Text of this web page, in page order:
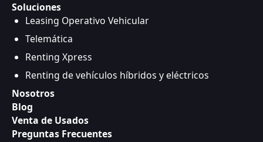
Soluciones
Leasing Operativo Vehicular
Telemática
Renting Xpress
Renting de vehículos híbridos y eléctricos
Nosotros
Blog
Venta de Usados
Preguntas Frecuentes